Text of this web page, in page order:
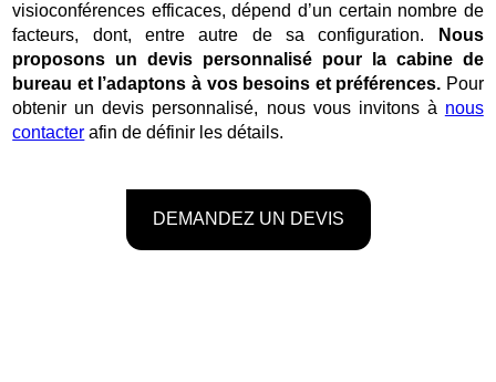
visioconférences efficaces, dépend d’un certain nombre de
facteurs, dont, entre autre de sa configuration.
Nous
proposons un devis personnalisé pour la cabine de
bureau et l’adaptons à vos besoins et préférences. Pour
obtenir un devis personnalisé, nous vous invitons à nous
contacter afin de définir les détails.
DEMANDEZ UN DEVIS